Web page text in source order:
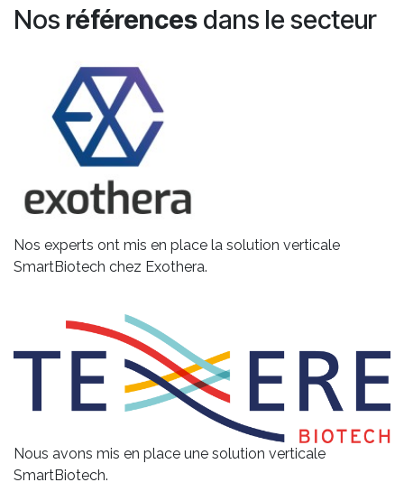
Nos références dans le secteur
Nos experts ont mis en place la solution verticale
SmartBiotech chez Exothera.
Nous avons mis en place une solution verticale
SmartBiotech.